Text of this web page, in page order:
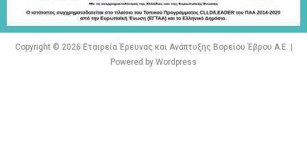
Εγγραφείτε
εδω για να
Copyright © 2026 Εταιρεία Έρευνας και Ανάπτυξης Βορείου Έβρου Α.Ε. |
Powered by Wordpress